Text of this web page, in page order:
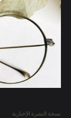
نسخة النشرة الإخبارية